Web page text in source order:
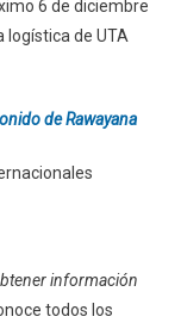
6 de diciembre
logística de UTA
de Rawayana
información
todos los